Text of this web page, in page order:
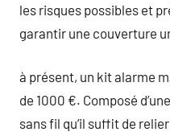
les risques possibles et
garantir une couverture
à présent, un kit alarme
de 1000 €. Composé
sans fil qu’il suffit de